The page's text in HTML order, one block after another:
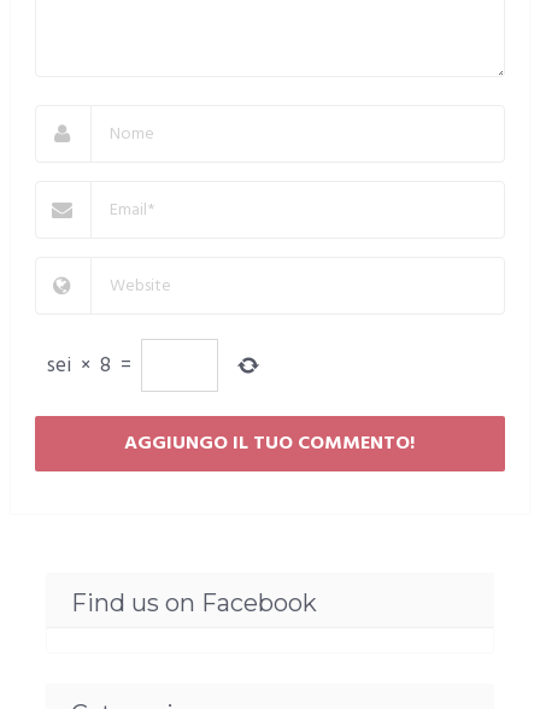
sei × 8 =
Find us on Facebook